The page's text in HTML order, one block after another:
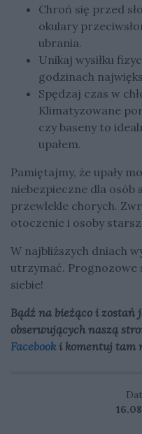
Chroń się przed
okulary
ubrania.
Unikaj wysiłku
godzinach
Spędzaj czas w
Klimatyzowane
czy baseny to
upałem.
Pamiętajmy, że upały
niebezpieczne dla osób
przewlekle chorych.
otoczenie i osoby
W najbliższych dniach
utrzymać. Prognozowe
siebie!
Bądź na bieżąco i zostań
obserwujących naszą
Facebooki komentuj tam